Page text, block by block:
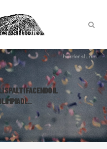
SPALTI FACENDO IL